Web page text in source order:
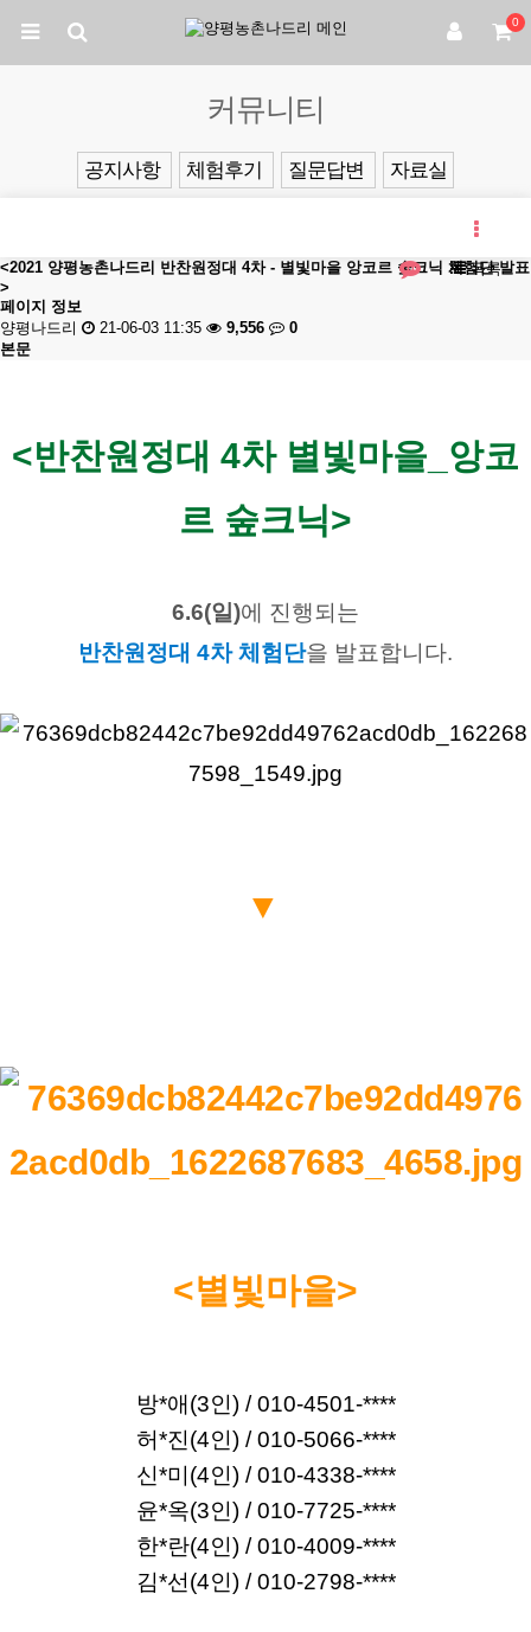
0
커뮤니티
공지사항 체험후기 질문답변 자료실
목록
<2021 양평농촌나드리 반찬원정대 4차 - 별빛마을 앙코르 숲크닉 체험단 발표
>
페이지 정보
양평나드리
21-06-03 11:35 9,556
0
본문
<반찬원정대 4차 별빛마을_앙코
르 숲크닉>
6.6(일)에 진행되는
반찬원정대 4차 체험단을 발표합니다.
▼
<별빛마을>
방*애(3인) / 010-4501-****
허*진(4인) / 010-5066-****
신*미(4인) / 010-4338-****
윤*옥(3인) / 010-7725-****
한*란(4인) / 010-4009-****
김*선(4인) / 010-2798-****